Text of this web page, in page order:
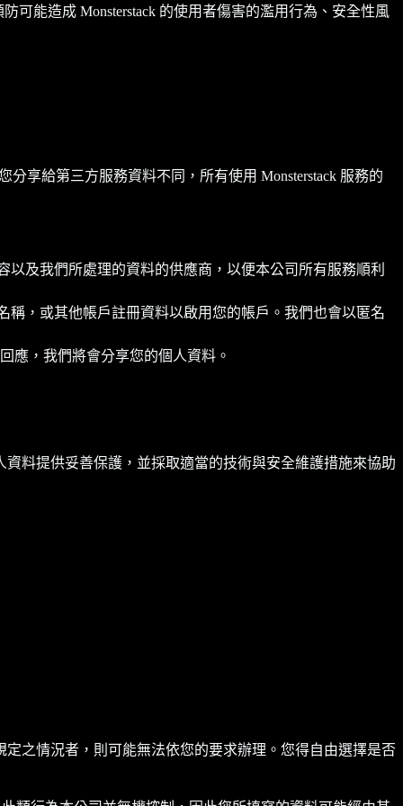
可能造成 Monsterstack 的使用者傷害的濫用行為、安全性風
享給第三方服務資料不同，所有使用 Monsterstack 服務的
及我們所處理的資料的供應商，以便本公司所有服務順利
稱，或其他帳戶註冊資料以啟用您的帳戶。我們也會以匿名
應，我們將會分享您的個人資料。
料提供妥善保護，並採取適當的技術與安全維護措施來協助
之情況者，則可能無法依您的要求辦理。您得自由選擇是否